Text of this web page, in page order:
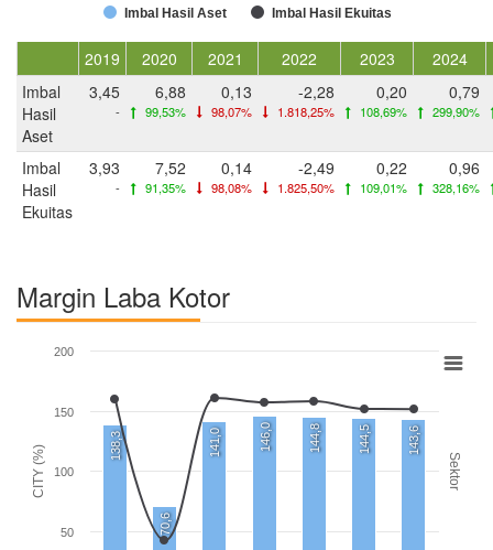
Imbal Hasil Aset Imbal Hasil Ekuitas
2019 2020 2021 2022 2023
2024
Imbal
Hasil
Aset
3,45
-
6,88
99,53%
0,13
98,07%
-2,28
1.818,25%
0,20
108,69%
0,79
299,90%
Imbal
Hasil
Ekuitas
3,93
-
7,52
91,35%
0,14
98,08%
-2,49
1.825,50%
0,22
109,01%
0,96
328,16%
Margin Laba Kotor
CITY (%) Sektor
138,3
70,6
141,0 146,0 144,8 144,5 143,6
50
100
150
200